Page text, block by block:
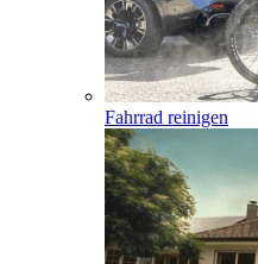
Fahrrad reinigen